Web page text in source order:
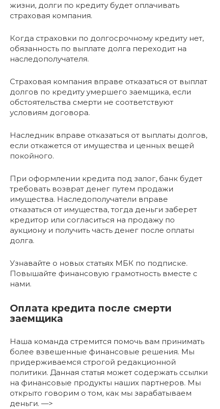
жизни, долги по кредиту будет оплачивать
страховая компания.
Когда страховки по долгосрочному кредиту нет,
обязанность по выплате долга переходит на
наследополучателя.
Страховая компания вправе отказаться от выплат
долгов по кредиту умершего заемщика, если
обстоятельства смерти не соответствуют
условиям договора.
Наследник вправе отказаться от выплаты долгов,
если откажется от имущества и ценных вещей
покойного.
При оформлении кредита под залог, банк будет
требовать возврат денег путем продажи
имущества. Наследополучатели вправе
отказаться от имущества, тогда деньги заберет
кредитор или согласиться на продажу по
аукциону и получить часть денег после оплаты
долга.
Узнавайте о новых статьях МБК по подписке.
Повышайте финансовую грамотность вместе с
нами.
Оплата кредита после смерти
заемщика
Наша команда стремится помочь вам принимать
более взвешенные финансовые решения. Мы
придерживаемся строгой редакционной
политики. Данная статья может содержать ссылки
на финансовые продукты наших партнеров. Мы
открыто говорим о том, как мы зарабатываем
деньги. —>